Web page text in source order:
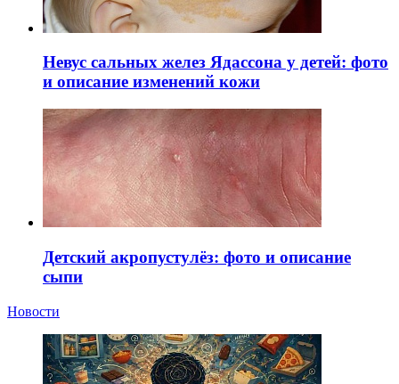
Невус сальных желез Ядассона у детей: фото
и описание изменений кожи
Детский акропустулёз: фото и описание
сыпи
Новости